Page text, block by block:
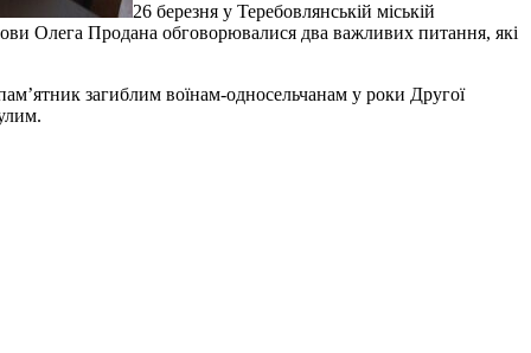
26 березня у Теребовлянській міській
Олега Продана обговорювалися два важливих питання, які
загиблим воїнам-односельчанам у роки Другої